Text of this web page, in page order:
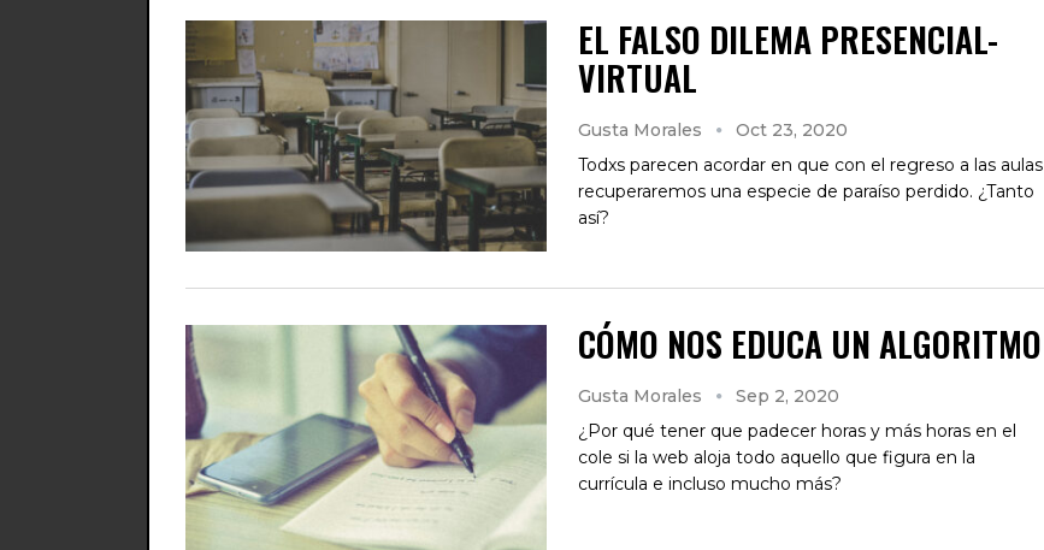
EL FALSO DILEMA PRESENCIAL-
VIRTUAL
Gusta Morales
Oct 23, 2020
Todxs parecen acordar en que con el regreso a las aulas
recuperaremos una especie de paraíso perdido. ¿Tanto
así?
CÓMO NOS EDUCA UN ALGORITMO
Gusta Morales
Sep 2, 2020
¿Por qué tener que padecer horas y más horas en el
cole si la web aloja todo aquello que figura en la
currícula e incluso mucho más?